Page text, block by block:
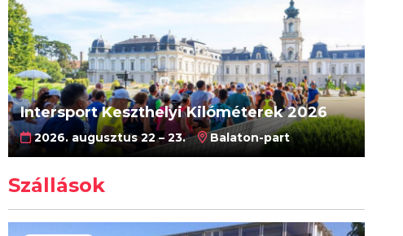
Intersport Keszthelyi Kilóméterek 2026
2026. augusztus 22 – 23. Balaton-part
Szállások